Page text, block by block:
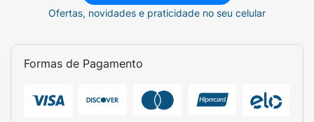
Ofertas, novidades e praticidade no seu celular
Formas de Pagamento